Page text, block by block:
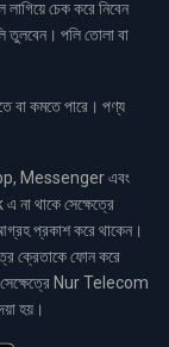
চেক করে নিবেন
তুলবেন। পলি তোলা বা
বা কমতে পারে। পণ্য
Messenger এবং
থাকে সেক্ষেত্রে
প্রকাশ করে থাকেন।
ক্রেতাকে ফোন করে
সেক্ষেত্রে Nur Telecom
হয়।